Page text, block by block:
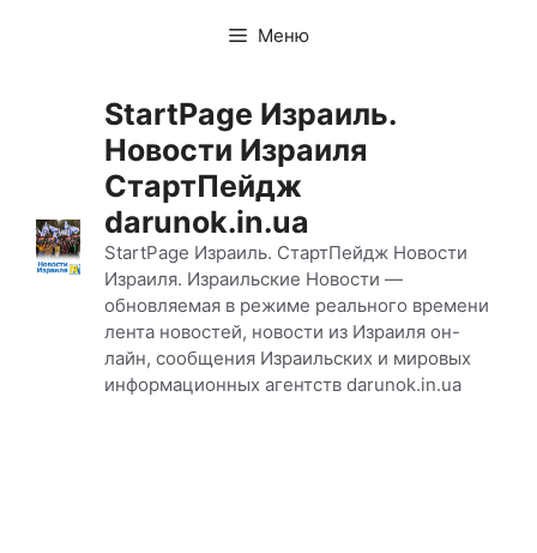
Меню
StartPage Израиль.
Новости Израиля
СтартПейдж
darunok.in.ua
StartPage Израиль. СтартПейдж Новости
Израиля. Израильские Новости —
обновляемая в режиме реального времени
лента новостей, новости из Израиля он-
лайн, сообщения Израильских и мировых
информационных агентств darunok.in.ua